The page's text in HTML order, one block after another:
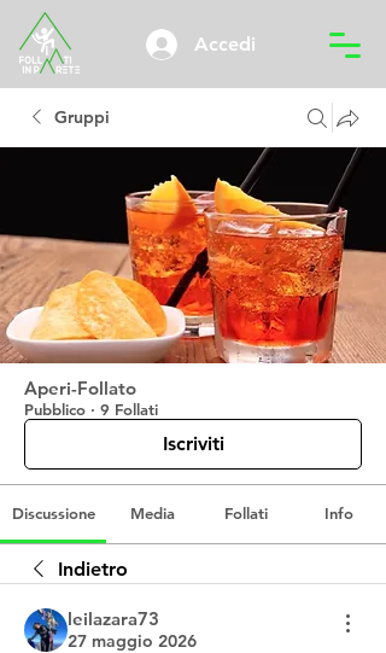
Accedi
Gruppi
Aperi-Follato
Pubblico · 9 Follati
Iscriviti
Discussione Media Follati Info
Indietro
leilazara73
27 maggio 2026